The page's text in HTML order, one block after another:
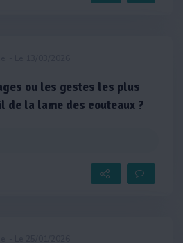
ou les gestes les plus
de la lame des couteaux ?